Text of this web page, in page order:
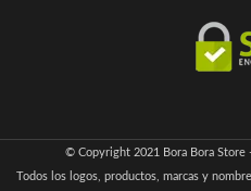
© Copyright 2021 Bora Bora Store
Todos los logos, productos, marcas y